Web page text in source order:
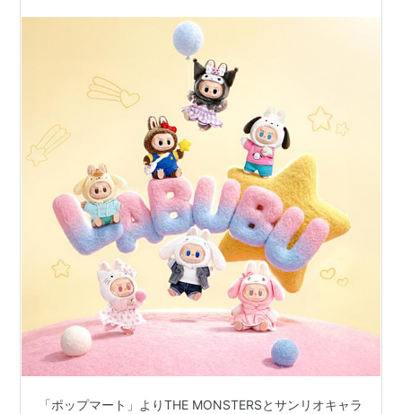
「ポップマート」よりTHE MONSTERSとサンリオキャラ